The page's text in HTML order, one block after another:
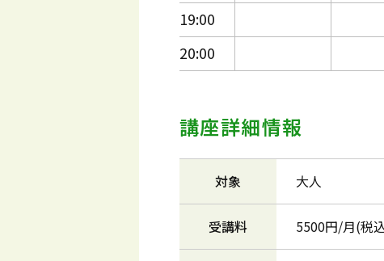
19:00
20:00
講座詳細情報
対象 大人
受講料 5500円/月(税